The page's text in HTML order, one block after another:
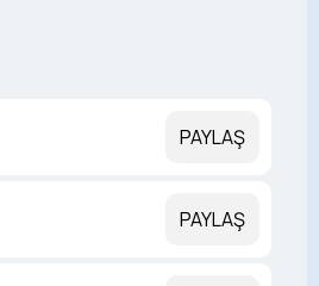
PAYLAŞ
PAYLAŞ